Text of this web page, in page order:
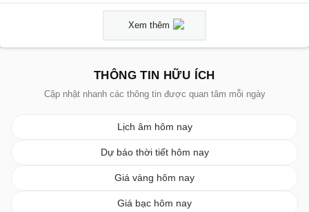
Xem thêm
THÔNG TIN HỮU ÍCH
Cập nhật nhanh các thông tin được quan tâm mỗi ngày
Lịch âm hôm nay
Dự báo thời tiết hôm nay
Giá vàng hôm nay
Giá bạc hôm nay